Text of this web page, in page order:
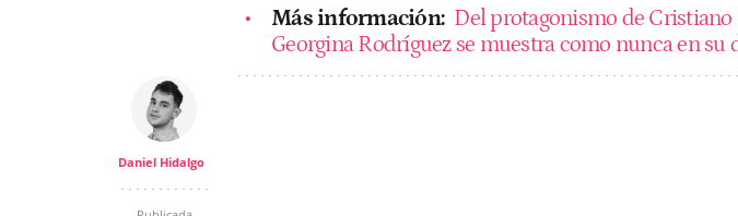
Más información: Del protagonismo de Cristiano
Georgina Rodríguez se muestra como nunca en su
Daniel Hidalgo